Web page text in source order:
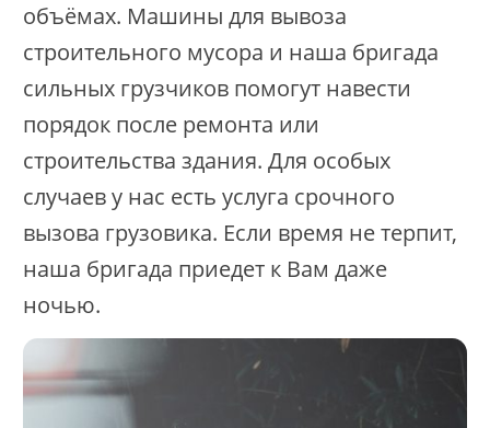
объёмах. Машины для вывоза
строительного мусора и наша бригада
сильных грузчиков помогут навести
порядок после ремонта или
строительства здания. Для особых
случаев у нас есть услуга срочного
вызова грузовика. Если время не терпит,
наша бригада приедет к Вам даже
ночью.